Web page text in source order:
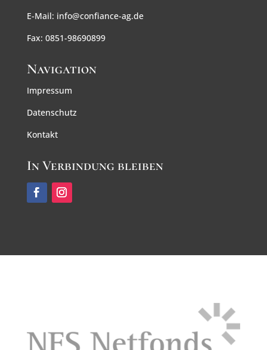
E-Mail: info@confiance-ag.de
Fax: 0851-98690899
Navigation
Impressum
Datenschutz
Kontakt
In Verbindung bleiben